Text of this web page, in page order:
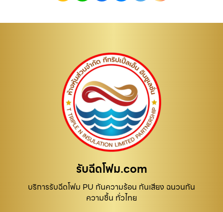
รับฉีดโฟม.com
บริการรับฉีดโฟม PU กันความร้อน กันเสียง ฉนวนกัน
ความชื้น ทั่วไทย